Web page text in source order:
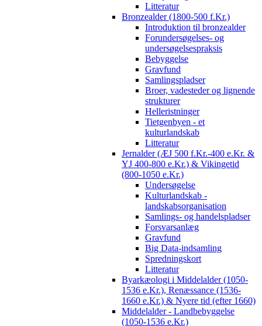
Litteratur
Bronzealder (1800-500 f.Kr.)
Introduktion til bronzealder
Forundersøgelses- og
undersøgelsespraksis
Bebyggelse
Gravfund
Samlingspladser
Broer, vadesteder og lignende
strukturer
Helleristninger
Tietgenbyen - et
kulturlandskab
Litteratur
Jernalder (ÆJ 500 f.Kr.-400 e.Kr. &
YJ 400-800 e.Kr.) & Vikingetid
(800-1050 e.Kr.)
Undersøgelse
Kulturlandskab -
landskabsorganisation
Samlings- og handelspladser
Forsvarsanlæg
Gravfund
Big Data-indsamling
Spredningskort
Litteratur
Byarkæologi i Middelalder (1050-
1536 e.Kr.), Renæssance (1536-
1660 e.Kr.) & Nyere tid (efter 1660)
Middelalder - Landbebyggelse
(1050-1536 e.Kr.)